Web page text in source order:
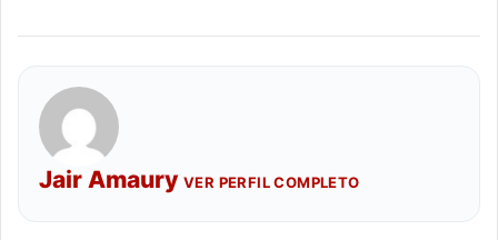
Jair Amaury VER PERFIL COMPLETO